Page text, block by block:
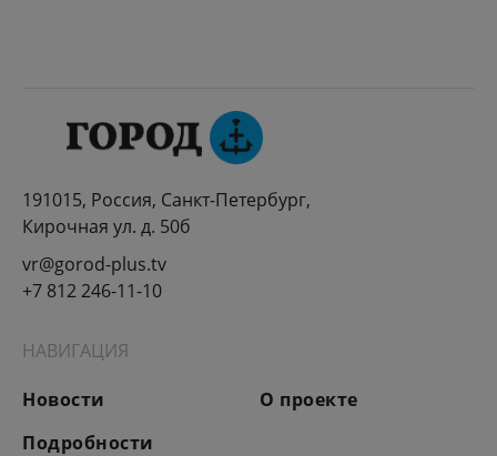
191015, Россия, Санкт-Петербург,
Кирочная ул. д. 50б
vr@gorod-plus.tv
+7 812 246-11-10
НАВИГАЦИЯ
Новости
Подробности
О проекте